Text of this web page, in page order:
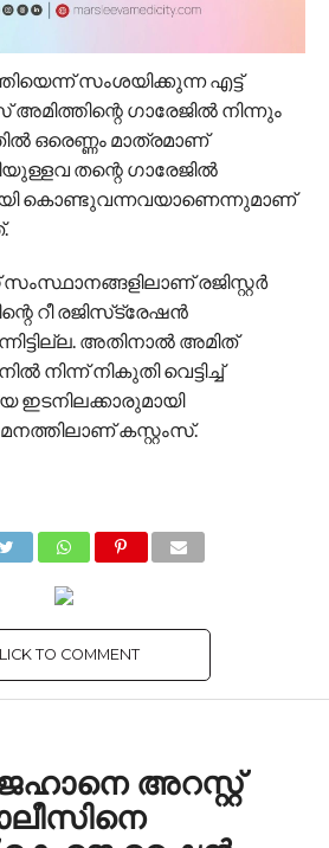
സംശയിക്കുന്ന എട്ട്
ഗാരേജില്‍ നിന്നും
ഒരെണ്ണം മാത്രമാണ്
തന്റെ ഗാരേജില്‍
കൊണ്ടുവന്നവയാണെന്നുമാണ്
സംസ്ഥാനങ്ങളിലാണ് രജിസ്റ്റര്‍
റീ രജിസ്‌ട്രേഷന്‍
അതിനാല്‍ അമിത്
നിന്ന് നികുതി വെട്ടിച്ച്
ഇടനിലക്കാരുമായി
കസ്റ്റംസ്.
TO COMMENT
അറസ്റ്റ്